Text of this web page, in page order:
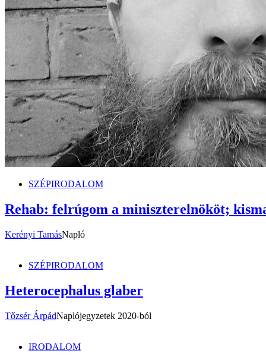
SZÉPIRODALOM
Rehab: felrúgom a miniszterelnököt;
Kerényi TamásNapló
SZÉPIRODALOM
Heterocephalus glaber
Tőzsér ÁrpádNaplójegyzetek 2020-ból
IRODALOM